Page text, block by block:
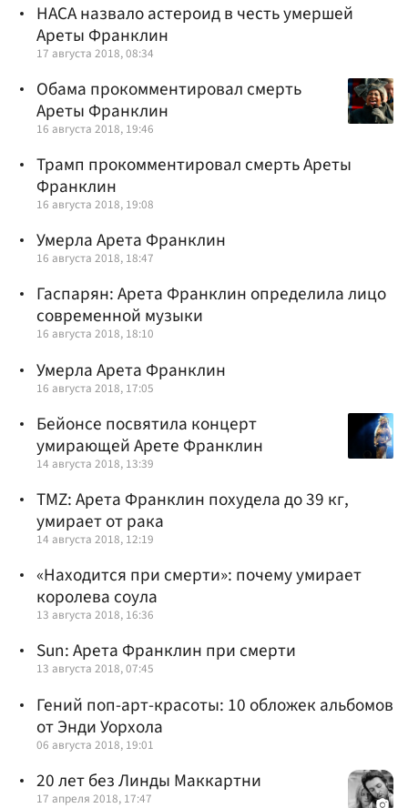
НАСА назвало астероид в честь умершей
Ареты Франклин
17 августа 2018, 08:34
Обама прокомментировал смерть
Ареты Франклин
16 августа 2018, 19:46
Трамп прокомментировал смерть Ареты
Франклин
16 августа 2018, 19:08
Умерла Арета Франклин
16 августа 2018, 18:47
Гаспарян: Арета Франклин определила лицо
современной музыки
16 августа 2018, 18:10
Умерла Арета Франклин
16 августа 2018, 17:05
Бейонсе посвятила концерт
умирающей Арете Франклин
14 августа 2018, 13:39
TMZ: Арета Франклин похудела до 39 кг,
умирает от рака
14 августа 2018, 12:19
«Находится при смерти»: почему умирает
королева соула
13 августа 2018, 16:36
Sun: Арета Франклин при смерти
13 августа 2018, 07:45
Гений поп-арт-красоты: 10 обложек альбомов
от Энди Уорхола
06 августа 2018, 19:01
20 лет без Линды Маккартни
17 апреля 2018, 17:47